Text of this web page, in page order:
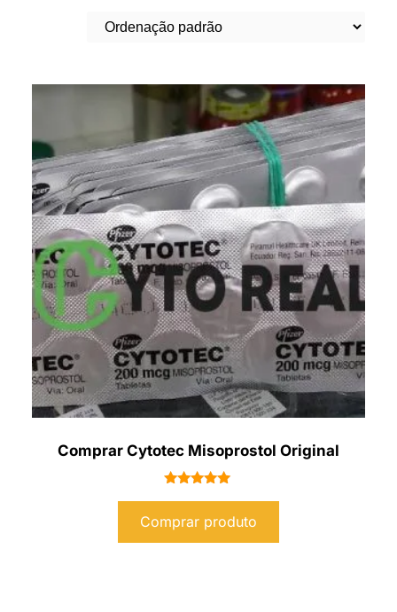
Comprar Cytotec Misoprostol Original
de 5
Comprar produto